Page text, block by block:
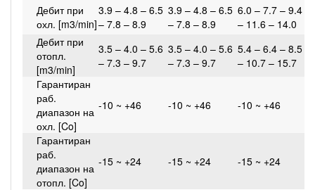
Дебит при
охл. [m3/min]
3.9 – 4.8 – 6.5
– 7.8 – 8.9
3.9 – 4.8 – 6.5
– 7.8 – 8.9
6.0 – 7.7 – 9.4
– 11.6 – 14.0
Дебит при
отопл.
[m3/min]
3.5 – 4.0 – 5.6
– 7.3 – 9.7
3.5 – 4.0 – 5.6
– 7.3 – 9.7
5.4 – 6.4 – 8.5
– 10.7 – 15.7
Гарантиран
раб.
диапазон на
охл. [Co]
-10 ~ +46 -10 ~ +46 -10 ~ +46
Гарантиран
раб.
диапазон на
отопл. [Co]
-15 ~ +24 -15 ~ +24 -15 ~ +24